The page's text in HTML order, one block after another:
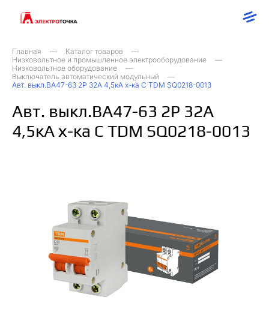
Главная
Каталог товаров
Низковольтное и промышленное электрооборудование
Низковольтное оборудование
Выключатель автоматический модульный
Авт. выкл.ВА47-63 2Р 32А 4,5кА х-ка С TDM SQ0218-0013
Авт. выкл.ВА47-63 2Р 32А
4,5кА х-ка С TDM SQ0218-0013